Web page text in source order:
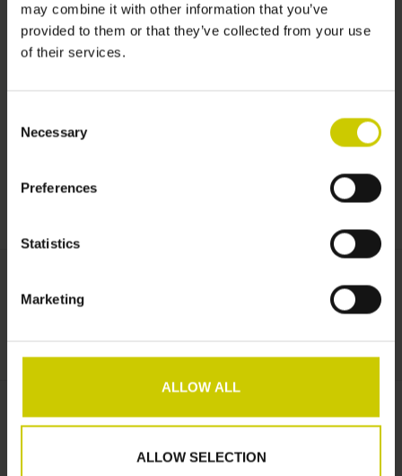
may combine it with other information that you’ve
provided to them or that they’ve collected from your use
of their services.
Selection
Necessary
Preferences
Statistics
Marketing
ALLOW ALL
ALLOW SELECTION
Categorie:
€789,00
VCOM1K